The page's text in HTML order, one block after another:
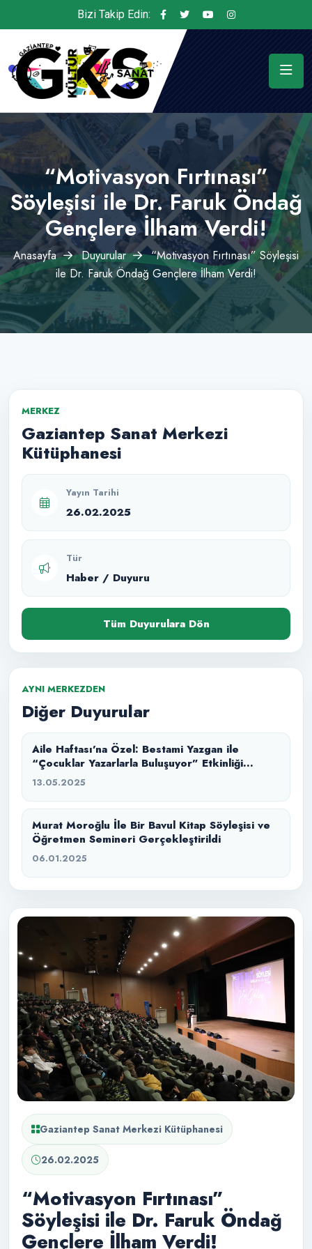
Bizi Takip Edin:
“Motivasyon Fırtınası”
Söyleşisi ile Dr. Faruk Öndağ
Gençlere İlham Verdi!
Anasayfa Duyurular
“Motivasyon Fırtınası” Söyleşisi
ile Dr. Faruk Öndağ Gençlere İlham Verdi!
Gaziantep Sanat Merkezi Kütüphanesi
26.02.2025
“Motivasyon Fırtınası”
Söyleşisi ile Dr. Faruk Öndağ
Gençlere İlham Verdi!
MERKEZ
Gaziantep Sanat Merkezi
Kütüphanesi
Yayın Tarihi
26.02.2025
Tür
Haber / Duyuru
Tüm Duyurulara Dön
AYNI MERKEZDEN
Diğer Duyurular
Aile Haftası’na Özel: Bestami Yazgan ile
“Çocuklar Yazarlarla Buluşuyor” Etkinliği
Düzenlendi
13.05.2025
Murat Moroğlu İle Bir Bavul Kitap Söyleşisi ve
Öğretmen Semineri Gerçekleştirildi
06.01.2025